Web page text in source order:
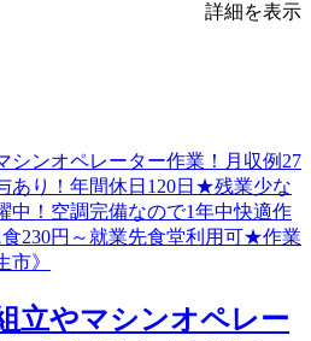
詳細を表示
立やマシンオペレー